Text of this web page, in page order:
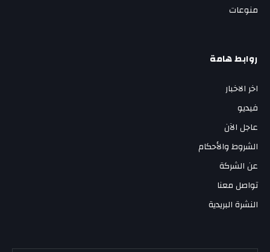
منوعات
روابط هامة
اخر الاخبار
فيديو
عاجل الآن
الشروط والأحكام
عن الشركة
تواصل معنا
النشرة البريدية